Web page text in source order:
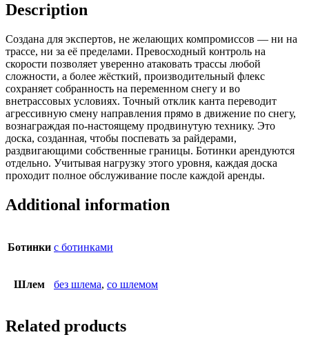
Description
Создана для экспертов, не желающих компромиссов — ни на
трассе, ни за её пределами. Превосходный контроль на
скорости позволяет уверенно атаковать трассы любой
сложности, а более жёсткий, производительный флекс
сохраняет собранность на переменном снегу и во
внетрассовых условиях. Точный отклик канта переводит
агрессивную смену направления прямо в движение по снегу,
вознаграждая по-настоящему продвинутую технику. Это
доска, созданная, чтобы поспевать за райдерами,
раздвигающими собственные границы. Ботинки арендуются
отдельно. Учитывая нагрузку этого уровня, каждая доска
проходит полное обслуживание после каждой аренды.
Additional information
Ботинки с ботинками
Шлем без шлема, со шлемом
Related products